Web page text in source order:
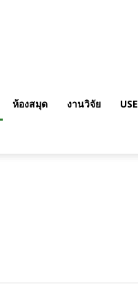
ห้องสมุด งานวิจัย